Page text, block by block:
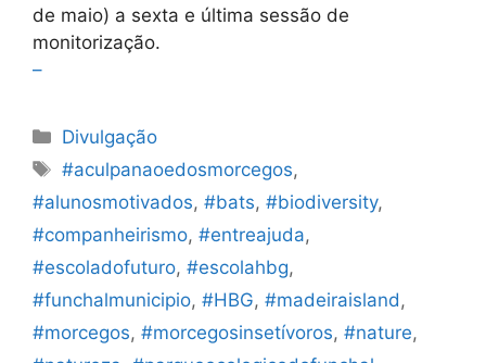
de maio) a sexta e última sessão de
monitorização.
–
Categorias
Divulgação
Etiquetas
#aculpanaoedosmorcegos,
#alunosmotivados, #bats, #biodiversity,
#companheirismo, #entreajuda,
#escoladofuturo, #escolahbg,
#funchalmunicipio, #HBG, #madeiraisland ,
#morcegos, #morcegosinsetívoros, #nature,